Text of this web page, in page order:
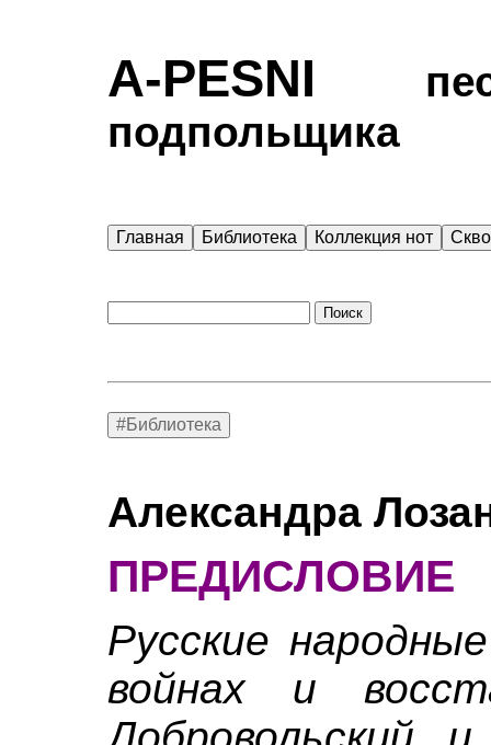
A-PESNI
подпольщика
Главная Библиотека Коллекция нот
#Библиотека
Александра
ПРЕДИСЛОВИЕ
Русские
войнах и